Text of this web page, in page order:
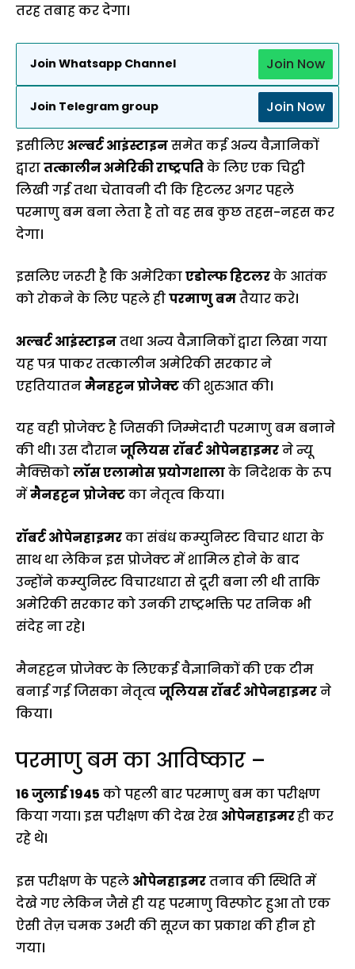
तरह तबाह कर देगा।
Join Whatsapp Channel Join Now
Join Telegram group Join Now
इसीलिएअल्बर्ट आइंस्टाइनसमेत कई अन्य वैज्ञानिकों
द्वारातत्कालीन अमेरिकी राष्ट्रपतिके लिए एक चिट्ठी
लिखी गई तथा चेतावनी दी कि हिटलर अगर पहले
परमाणु बम बना लेता है तो वह सब कुछ तहस-नहस कर
देगा।
इसलिए जरूरी है कि अमेरिकाएडोल्फ हिटलरके आतंक
को रोकने के लिए पहले हीपरमाणुबमतैयार करे।
अल्बर्ट आइंस्टाइनतथा अन्य वैज्ञानिकों द्वारा लिखा गया
यह पत्र पाकर तत्कालीन अमेरिकी सरकार ने
एहतियातनमैनहट्टन प्रोजेक्टकी शुरुआत की।
यह वही प्रोजेक्ट है जिसकी जिम्मेदारी परमाणु बम बनाने
की थी। उस दौरानजूलियसरॉबर्ट ओपेनहाइमरने न्यू
मैक्सिकोलॉस एलामोस प्रयोगशालाके निदेशक के रूप
मेंमैनहट्टनप्रोजेक्टका नेतृत्व किया।
रॉबर्ट ओपेनहाइमरका संबंध कम्युनिस्ट विचार धारा के
साथ था लेकिन इस प्रोजेक्ट में शामिल होने के बाद
उन्होंने कम्युनिस्ट विचारधारा से दूरी बना ली थी ताकि
अमेरिकी सरकार को उनकी राष्ट्रभक्ति पर तनिक भी
संदेह ना रहे।
मैनहट्टन प्रोजेक्ट के लिएकई वैज्ञानिकों की एक टीम
बनाई गई जिसका नेतृत्वजूलियस रॉबर्ट ओपेनहाइमरने
किया।
परमाणु बम का आविष्कार –
16 जुलाई 1945 को पहली बार परमाणु बम का परीक्षण
किया गया। इस परीक्षण की देख रेख ओपेनहाइमरही कर
रहे थे।
इस परीक्षण के पहले ओपेनहाइमरतनाव की स्थिति में
देखे गए लेकिन जैसे ही यह परमाणु विस्फोट हुआ तो एक
ऐसी तेज़ चमक उभरी की सूरज का प्रकाश की हीन हो
गया।